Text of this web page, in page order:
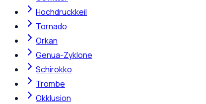
Hochdruckkeil
Tornado
Orkan
Genua-Zyklone
Schirokko
Trombe
Okklusion